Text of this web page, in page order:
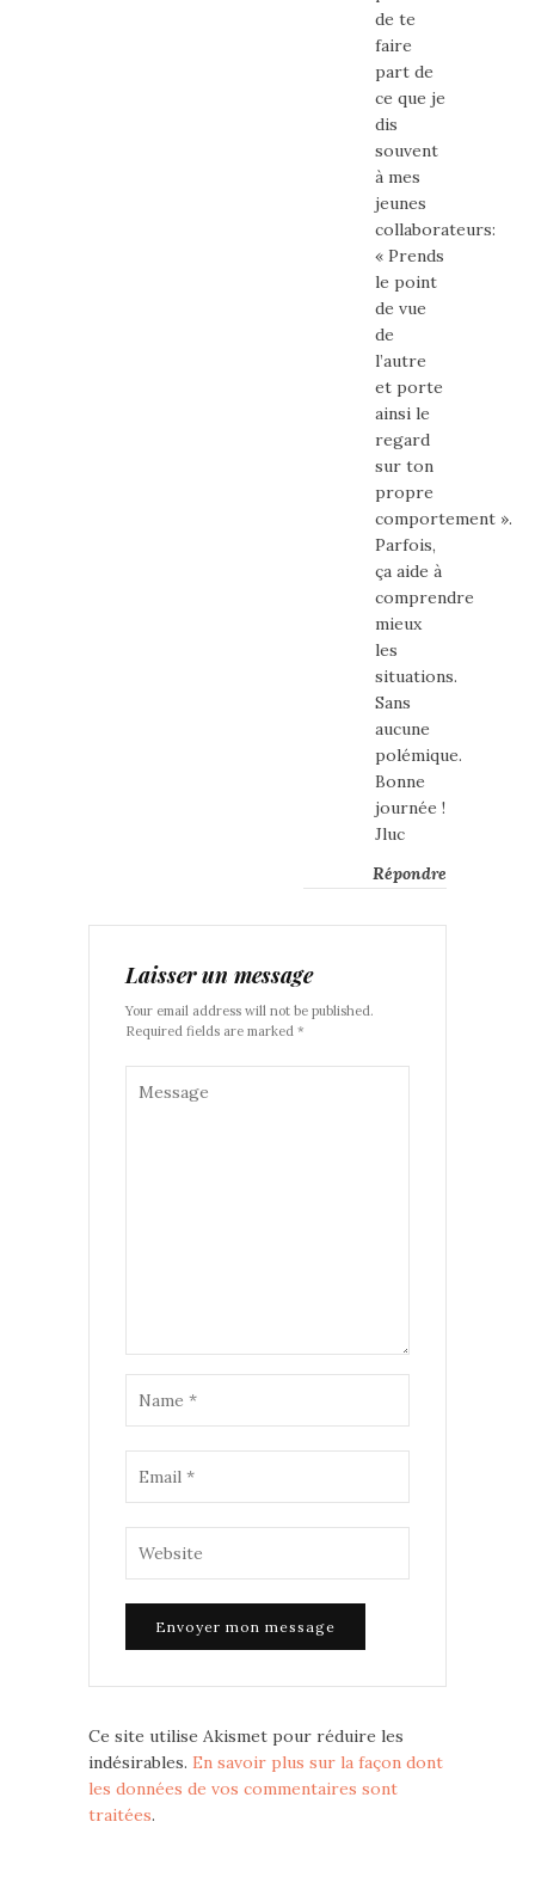
de te
faire
part de
ce que je
dis
souvent
à mes
jeunes
collaborateurs:
« Prends
le point
de vue
de
l’autre
et porte
ainsi le
regard
sur ton
propre
comportement ».
Parfois,
ça aide à
comprendre
mieux
les
situations.
Sans
aucune
polémique.
Bonne
journée !
Jluc
Répondre
Laisser un message
Your email address will not be published.
Required fields are marked *
Ce site utilise Akismet pour réduire les
indésirables. En savoir plus sur la façon dont
les données de vos commentaires sont
traitées.